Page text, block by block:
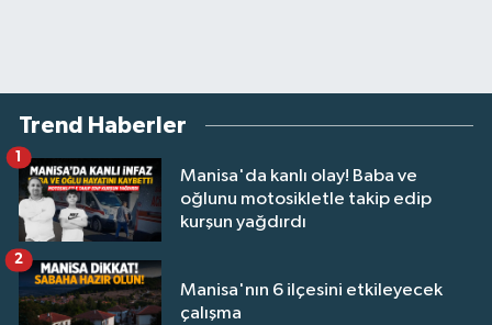
Trend Haberler
Manisa'da kanlı olay! Baba ve
oğlunu motosikletle takip edip
kurşun yağdırdı
1
Manisa'nın 6 ilçesini etkileyecek
çalışma
2